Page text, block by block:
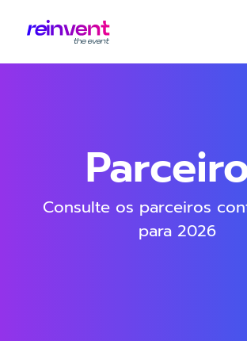
Consulte os parceiros
para 2026